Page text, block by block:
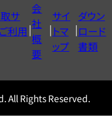
サ
利用
会
社
概
要
サイ
トマ
ップ
ダウン
ロード
書類
All Rights Reserved.